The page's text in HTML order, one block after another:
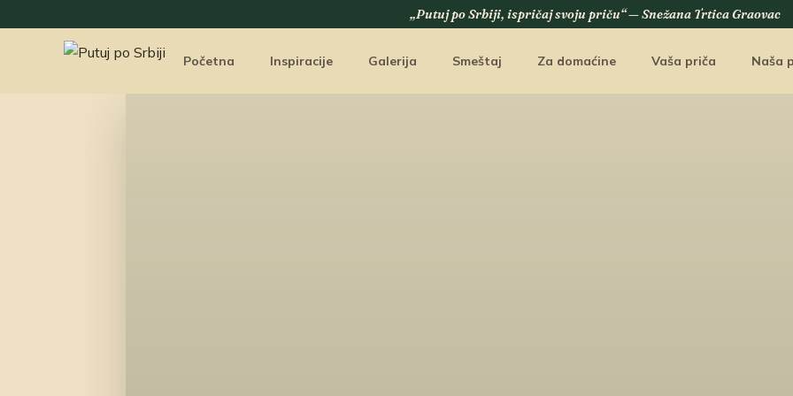
„Putuj po Srbiji, ispričaj svoju priču“ — Snežana Trtica Graovac
Početna Inspiracije Galerija Smeštaj Za domaćine Vaša priča Naša